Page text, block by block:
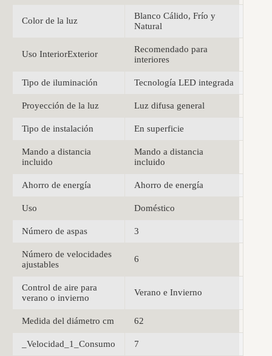
Color de la luz
Blanco Cálido, Frío y
Natural
Uso InteriorExterior
Recomendado para
interiores
Tipo de iluminación Tecnología LED integrada
Proyección de la luz Luz difusa general
Tipo de instalación En superficie
Mando a distancia
incluido
Mando a distancia
incluido
Ahorro de energía Ahorro de energía
Uso Doméstico
Número de aspas 3
Número de velocidades
ajustables
6
Control de aire para
verano o invierno
Verano e Invierno
Medida del diámetro cm 62
_Velocidad_1_Consumo 7